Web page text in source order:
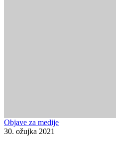
Objave za medije
30. ožujka 2021